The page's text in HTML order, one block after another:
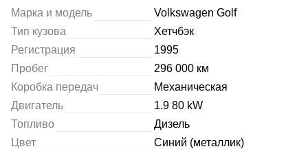
Марка и модель
Volkswagen Golf
Тип кузова
Хетчбэк
Регистрация
1995
Пробег
296 000 км
Коробка передач
Механическая
Двигатель
1.9 80 kW
Топливо
Дизель
Цвет
Синий (металлик)